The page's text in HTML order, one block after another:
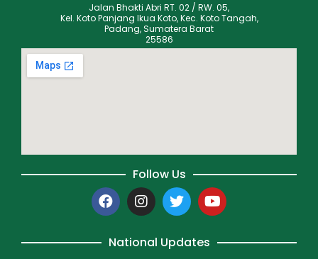
Jalan Bhakti Abri RT. 02 / RW. 05,
Kel. Koto Panjang Ikua Koto, Kec. Koto Tangah,
Padang, Sumatera Barat
25586
Follow Us
National Updates